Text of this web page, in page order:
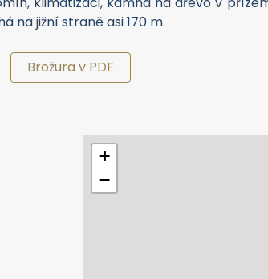
na jižní straně asi 170 m.
Brožura v PDF
+
−